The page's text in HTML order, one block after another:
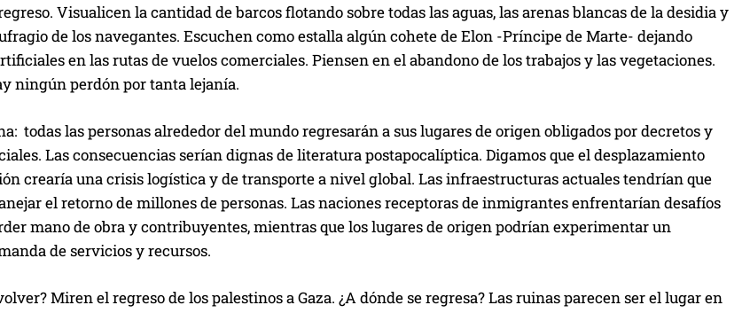
Visualicen la cantidad de barcos flotando sobre todas las aguas, las arenas blancas de la desidia y
de los navegantes. Escuchen como estalla algún cohete de Elon -Príncipe de Marte- dejando
en las rutas de vuelos comerciales. Piensen en el abandono de los trabajos y las vegetaciones.
ningún perdón por tanta lejanía.
todas las personas alrededor del mundo regresarán a sus lugares de origen obligados por decretos y
Las consecuencias serían dignas de literatura postapocalíptica. Digamos que el desplazamiento
crearía una crisis logística y de transporte a nivel global. Las infraestructuras actuales tendrían que
el retorno de millones de personas. Las naciones receptoras de inmigrantes enfrentarían desafíos
mano de obra y contribuyentes, mientras que los lugares de origen podrían experimentar un
de servicios y recursos.
Miren el regreso de los palestinos a Gaza. ¿A dónde se regresa? Las ruinas parecen ser el lugar en